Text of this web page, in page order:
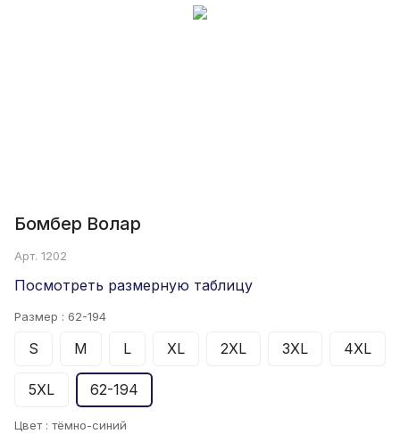
Бомбер Волар
Арт. 1202
Посмотреть размерную таблицу
Размер : 62-194
S M L XL 2XL 3XL 4XL
5XL 62-194
Цвет : тёмно-синий